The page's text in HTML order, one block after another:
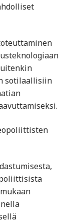
sotilaallisiin